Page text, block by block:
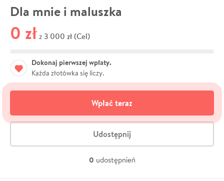
Dla mnie i maluszka
0 zł z 3 000 zł (Cel)
Dokonaj pierwszej wpłaty.
Każda złotówka się liczy.
Wpłać teraz
Udostępnij
0 udostępnień